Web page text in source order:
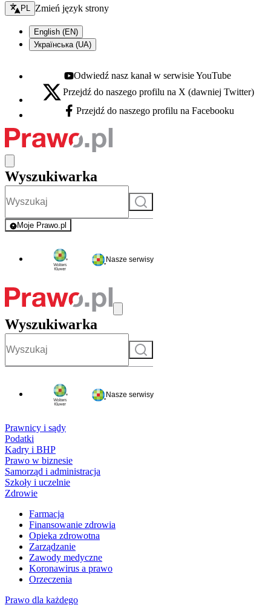
Zmień język - bieżący:
PL Zmień język strony
English (EN)
Українська (UA)
Youtube - otwiera się w nowej karcie
Odwiedź nasz kanał w serwisie YouTube
X - otwiera się w nowej karcie
Przejdź do naszego profilu na X (dawniej Twitter)
Facebook - otwiera się w nowej karcie
Przejdź do naszego profilu na Facebooku
Wyszukiwarka
Szukaj
Moje Prawo.pl
- rejestracja i logowanie do serwisu
Nasze serwisy
Wyszukiwarka
Szukaj
Nasze serwisy
Prawnicy i sądy
Podatki
Kadry i BHP
Prawo w biznesie
Samorząd i administracja
Szkoły i uczelnie
Zdrowie
Farmacja
Finansowanie zdrowia
Opieka zdrowotna
Zarządzanie
Zawody medyczne
Koronawirus a prawo
Orzeczenia
Prawo dla każdego